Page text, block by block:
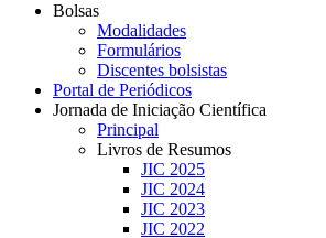
Bolsas
Modalidades
Formulários
Discentes bolsistas
Portal de Periódicos
Jornada de Iniciação Científica
Principal
Livros de Resumos
JIC 2025
JIC 2024
JIC 2023
JIC 2022